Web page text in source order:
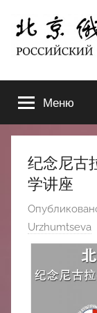
содержимому
北
京
俄
罗
斯
化
ЦЕНТР
В
ПЕКИНЕ
Меню
纪念尼古
学讲座
Urzhumtseva